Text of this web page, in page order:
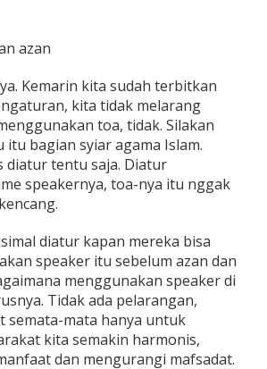
g
n
A
n
j
n
azan
Kemarin kita sudah terbitkan
kita tidak melarang
toa, tidak. Silakan
itu bagian syiar agama Islam.
diatur tentu saja. Diatur
speakernya, toa-nya itu nggak
diatur kapan mereka bisa
speaker itu sebelum azan dan
menggunakan speaker di
Tidak ada pelarangan,
semata-mata hanya untuk
kita semakin harmonis,
dan mengurangi mafsadat.